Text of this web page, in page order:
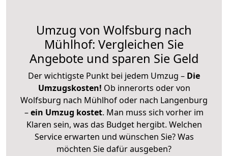
Umzug von Wolfsburg nach
Mühlhof: Vergleichen Sie
Angebote und sparen Sie Geld
Der wichtigste Punkt bei jedem Umzug – Die
Umzugskosten! Ob innerorts oder von
Wolfsburg nach Mühlhof oder nach Langenburg
–ein Umzug kostet. Man muss sich vorher im
Klaren sein, was das Budget hergibt. Welchen
Service erwarten und wünschen Sie? Was
möchten Sie dafür ausgeben?